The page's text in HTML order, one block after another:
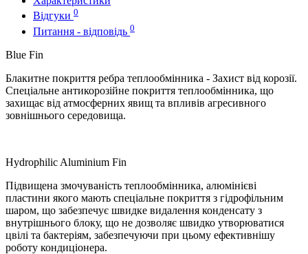
Відгуки 0
Питання - відповідь 0
Blue Fin
Блакитне покриття ребра теплообмінника - Захист від корозії.
Спеціальне антикорозійне покриття теплообмінника, що
захищає від атмосферних явищ та впливів агресивного
зовнішнього середовища.
Hydrophilic Aluminium Fin
Підвищена змочуваність теплообмінника, алюмінієві
пластини якого мають спеціальне покриття з гідрофільним
шаром, що забезпечує швидке видалення конденсату з
внутрішнього блоку, що не дозволяє швидко утворюватися
цвілі та бактеріям, забезпечуючи при цьому ефективнішу
роботу кондиціонера.